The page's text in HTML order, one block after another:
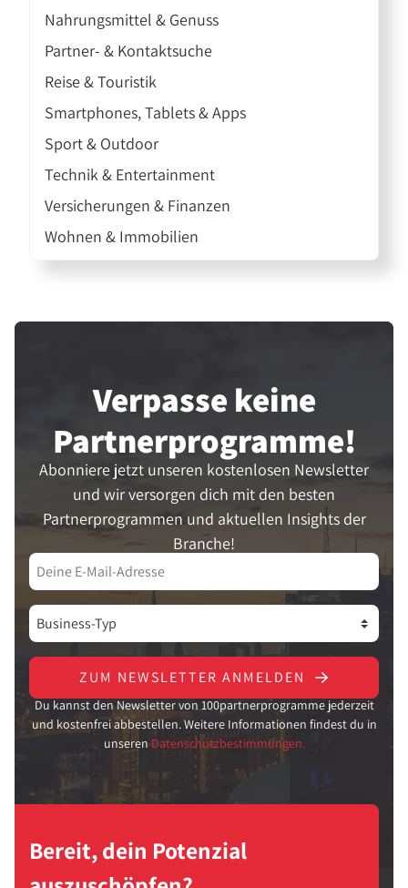
Nahrungsmittel & Genuss
Partner- & Kontaktsuche
Reise & Touristik
Smartphones, Tablets & Apps
Sport & Outdoor
Technik & Entertainment
Versicherungen & Finanzen
Wohnen & Immobilien
Verpasse keine
Partner­programme!
Abonniere jetzt unseren kostenlosen Newsletter
und wir versorgen dich mit den besten
Partnerprogrammen und aktuellen Insights der
Branche!
ZUM NEWSLETTER ANMELDEN
Du kannst den Newsletter von 100partnerprogramme jederzeit
und kostenfrei abbestellen. Weitere Informationen findest du in
unseren Datenschutzbestimmungen.
Bereit, dein Potenzial